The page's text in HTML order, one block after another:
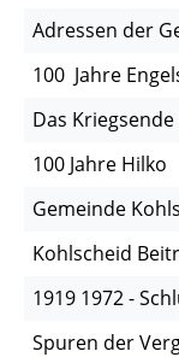
Adressen der
100 Jahre
Das
100 Jahre Hilko
Gemeinde
Kohlscheid
1919 1972 -
Spuren der